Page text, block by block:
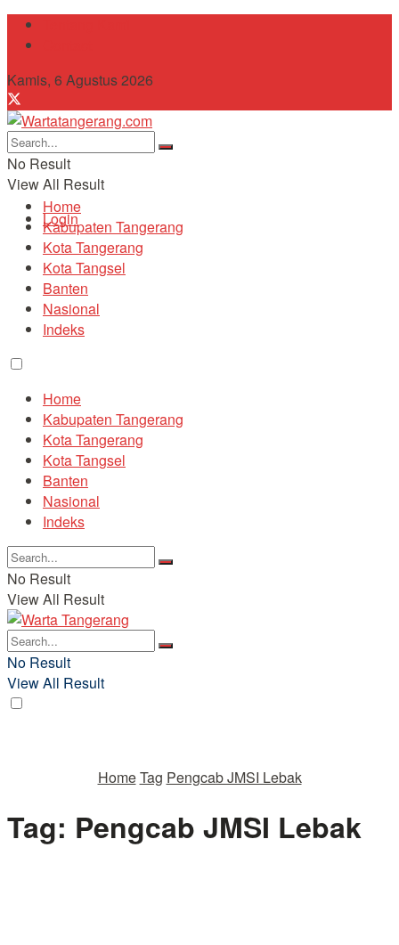
Kamis, 6 Agustus 2026
No Result
View All Result
Login
Home
Kabupaten Tangerang
Kota Tangerang
Kota Tangsel
Banten
Nasional
Indeks
Home
Kabupaten Tangerang
Kota Tangerang
Kota Tangsel
Banten
Nasional
Indeks
No Result
View All Result
No Result
View All Result
HomeTag Pengcab JMSI Lebak
Tag: Pengcab JMSI Lebak